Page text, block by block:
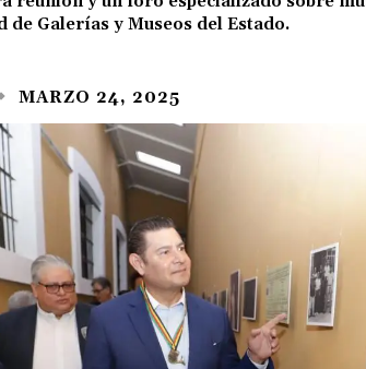
de Galerías y Museos del Estado.
MARZO 24, 2025